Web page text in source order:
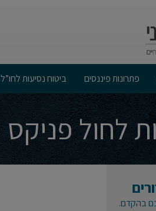
פתרונות פיננסים ביטוח נסיעות לחו”ל
לחול פניקס
בהקדם.